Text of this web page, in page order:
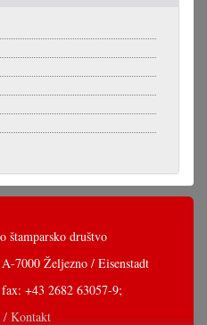
društvo
7000 Željezno / Eisenstadt
+43 2682 63057-9;
Kontakt